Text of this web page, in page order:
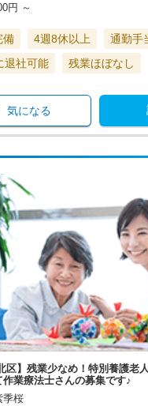
円 ～
備 4週8休以上
通勤手
退社可能
残業ほぼなし
気になる
区】残業少なめ！特別養護老
業療法士さんの募集です♪
季桜